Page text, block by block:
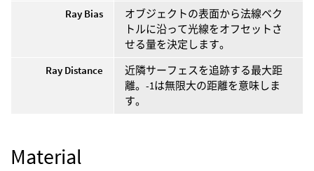
Ray Bias
オブジェクトの表面から法線ベク
トルに沿って光線をオフセットさ
せる量を決定します。
Ray Distance
近隣サーフェスを追跡する最大距
離。-1は無限大の距離を意味しま
す。
Material